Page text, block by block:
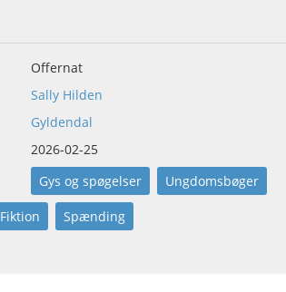
Offernat
Sally Hilden
Gyldendal
2026-02-25
Gys og spøgelser Ungdomsbøger
Fiktion Spænding